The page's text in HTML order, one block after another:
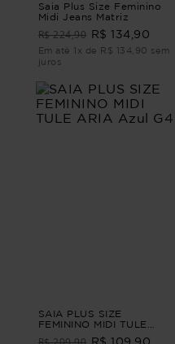
Saia Plus Size Feminino
Midi Jeans Matriz
R$ 224,90 R$ 134,90
Em até 1x de R$ 134,90 sem
juros
SAIA PLUS SIZE
FEMININO MIDI TULE
ARIA Azul G4